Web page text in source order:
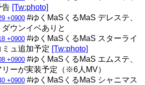
告 [Tw:photo]
+0900 #ゆくMaSくるMaS デレステ、
ウンイベありと
+0900 #ゆくMaSくるMaS スターライ
ミュ追加予定 [Tw:photo]
+0900 #ゆくMaSくるMaS エムステ、
ーが実装予定（※6人MV）
+0900 #ゆくMaSくるMaS シャニマス